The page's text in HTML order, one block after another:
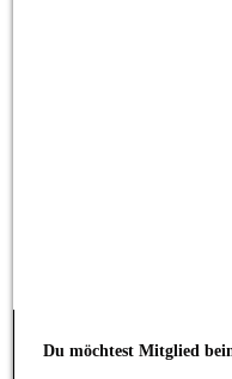
Du möchtest Mitglied